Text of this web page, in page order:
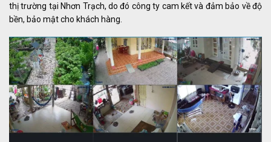
thị trường tại Nhơn Trạch, do đó công ty cam kết và đảm bảo về độ
bền, bảo mật cho khách hàng.